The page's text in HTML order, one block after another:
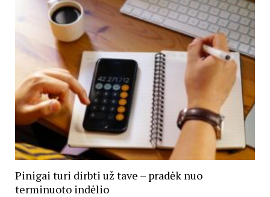
Pinigai turi dirbti už tave – pradėk nuo
terminuoto indėlio